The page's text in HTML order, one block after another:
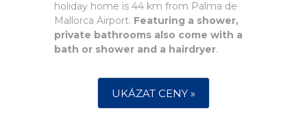
holiday home is 44 km from Palma de
Mallorca Airport. Featuring a shower,
private bathrooms also come with a
bath or shower and a hairdryer.
UKÁZAT CENY »